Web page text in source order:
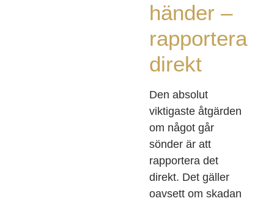
händer –
rapportera
direkt
Den absolut
viktigaste åtgärden
om något går
sönder är att
rapportera det
direkt. Det gäller
oavsett om skadan